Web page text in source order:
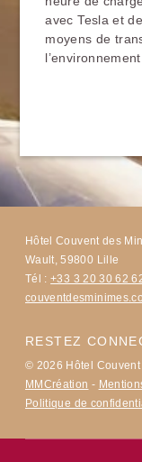
avec Tesla et
moyens de
l’environnement.
Hôtel Couvent des
Wault, 59800 Lille
Tél :+33 3 20 30 62
RESTEZ
© 2026 Hôtel
MMCréation -
Politique de